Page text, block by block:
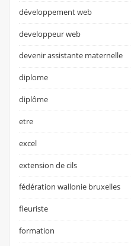
développement web
developpeur web
devenir assistante maternelle
diplome
diplôme
etre
excel
extension de cils
fédération wallonie bruxelles
fleuriste
formation